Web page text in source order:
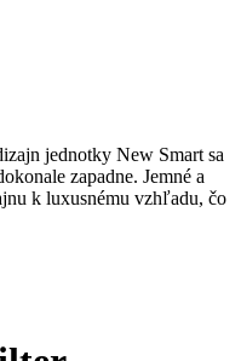
jednotky New Smart sa
zapadne. Jemné a
k luxusnému vzhľadu, čo